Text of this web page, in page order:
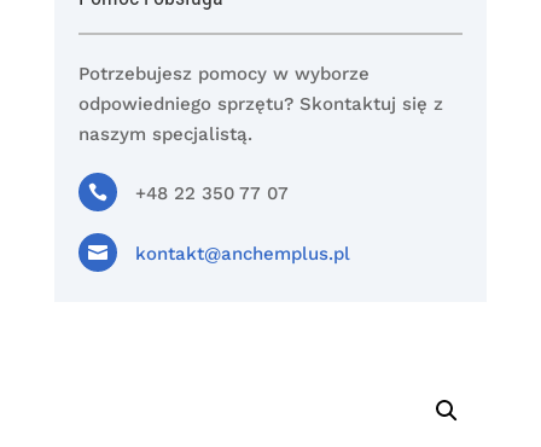
Potrzebujesz pomocy w wyborze
odpowiedniego sprzętu? Skontaktuj się z
naszym specjalistą.
 +48 22 350 77 07
 kontakt@anchemplus.pl